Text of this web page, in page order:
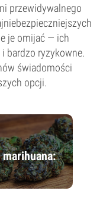
przewidywalnego
je omijać — ich
bardzo ryzykowne.
świadomości
opcji.